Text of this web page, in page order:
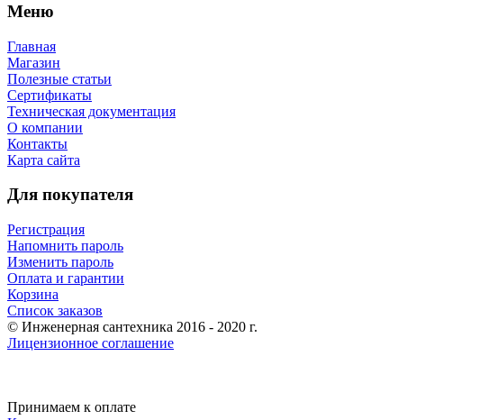
Меню
Главная
Магазин
Полезные статьи
Сертификаты
Техническая документация
О компании
Контакты
Карта сайта
Для покупателя
Регистрация
Напомнить пароль
Изменить пароль
Оплата и гарантии
Корзина
Список заказов
© Инженерная сантехника 2016 - 2020 г.
Лицензионное соглашение
Принимаем к оплате